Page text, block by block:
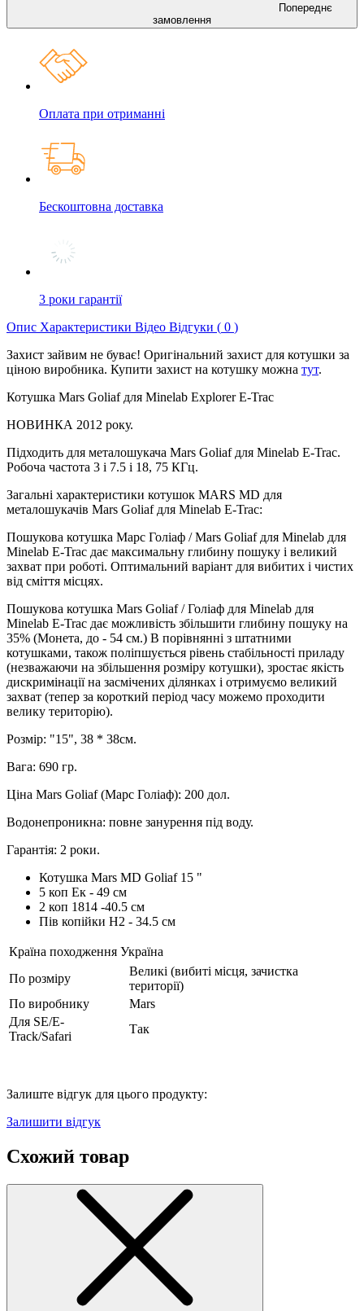
Попереднє
замовлення
Оплата при отриманні
Бескоштовна доставка
3 роки гарантії
Опис Характеристики Відео Відгуки ( 0 )
Захист зайвим не буває! Оригінальний захист для котушки за
ціною виробника. Купити захист на котушку можна тут.
Котушка Mars Goliaf для Minelab Explorer E-Trac
НОВИНКА 2012 року.
Підходить для металошукача Mars Goliaf для Minelab E-Trac.
Робоча частота 3 і 7.5 і 18, 75 КГц.
Загальні характеристики котушок MARS MD для
металошукачів Mars Goliaf для Minelab E-Trac:
Пошукова котушка Марс Голіаф / Mars Goliaf для Minelab для
Minelab E-Trac дає максимальну глибину пошуку і великий
захват при роботі. Оптимальний варіант для вибитих і чистих
від сміття місцях.
Пошукова котушка Mars Goliaf / Голіаф для Minelab для
Minelab E-Trac дає можливість збільшити глибину пошуку на
35% (Монета, до - 54 см.) В порівнянні з штатними
котушками, також поліпшується рівень стабільності приладу
(незважаючи на збільшення розміру котушки), зростає якість
дискримінації на засмічених ділянках і отримуємо великий
захват (тепер за короткий період часу можемо проходити
велику територію).
Розмір: "15", 38 * 38см.
Вага: 690 гр.
Ціна Mars Goliaf (Марс Голіаф): 200 дол.
Водонепроникна: повне занурення під воду.
Гарантія: 2 роки.
Котушка Mars MD Goliaf 15 "
5 коп Ек - 49 см
2 коп 1814 -40.5 см
Пів копійки Н2 - 34.5 см
Країна походження Україна
По розміру
Великі (вибиті місця, зачистка
території)
По виробнику
Mars
Для SE/E-
Track/Safari
Так
Залиште відгук для цього продукту:
Залишити відгук
Схожий товар